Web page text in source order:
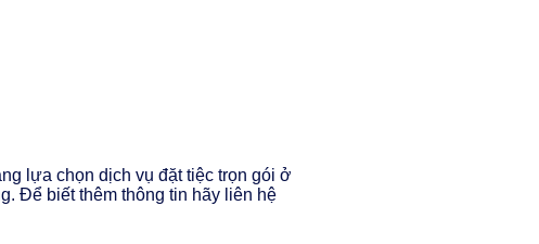
lựa chọn dịch vụ đặt tiệc trọn gói ở
Để biết thêm thông tin hãy liên hệ